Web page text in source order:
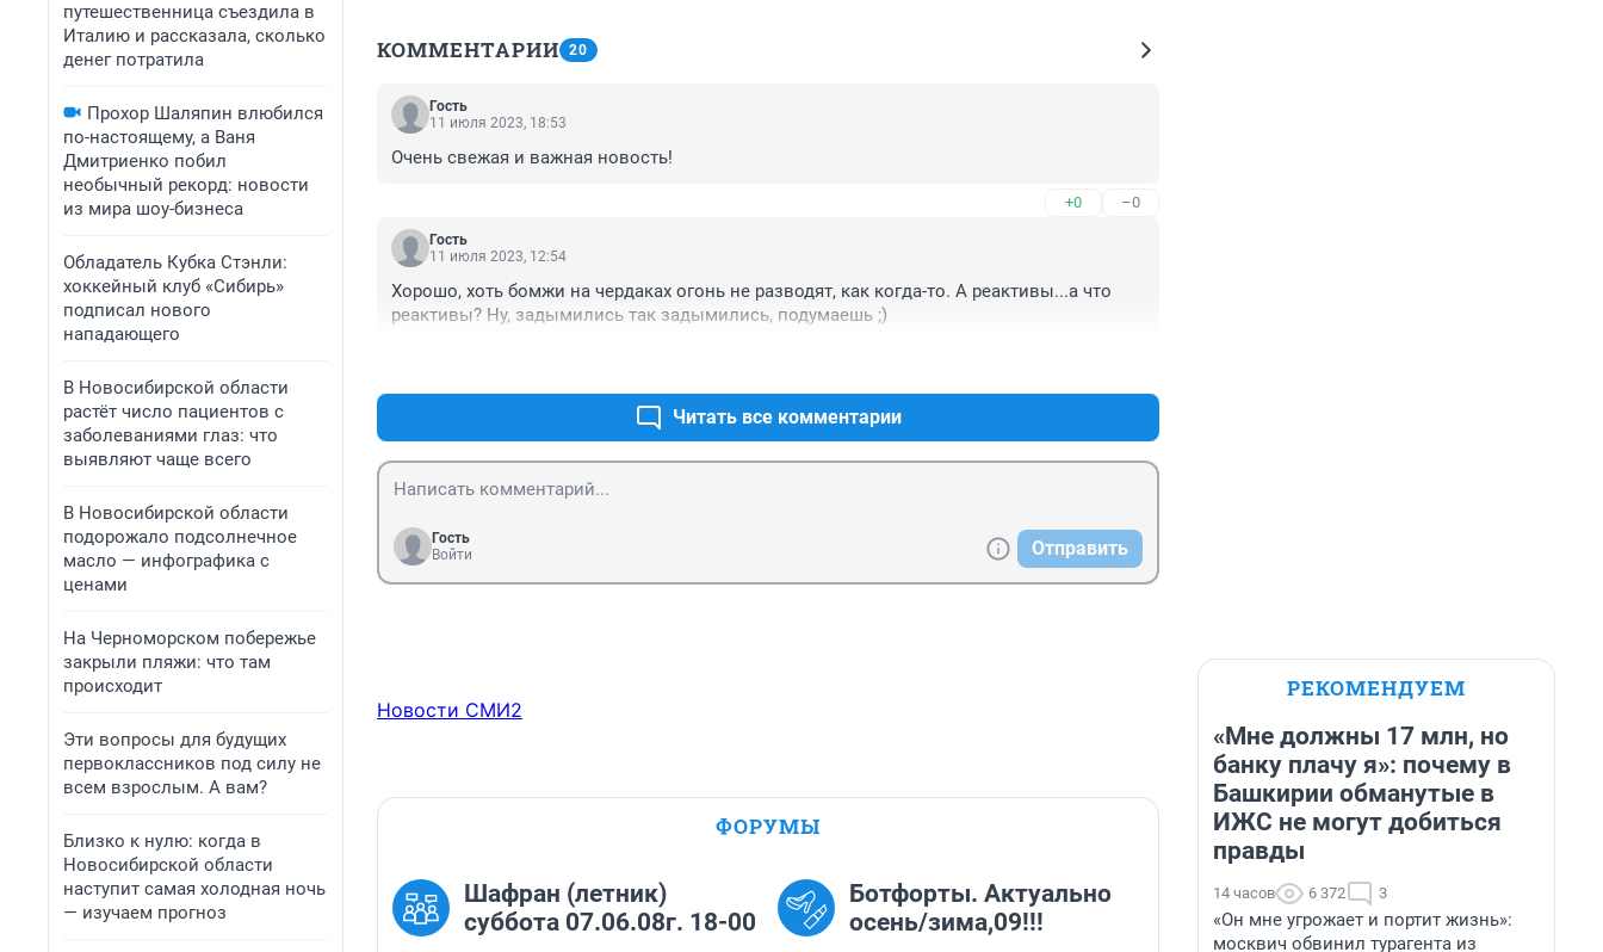
путешественница съездила в
Италию и рассказала, сколько
денег потратила
Прохор Шаляпин влюбился
по-настоящему, а Ваня
Дмитриенко побил
необычный рекорд: новости
из мира шоу-бизнеса
Обладатель Кубка Стэнли:
хоккейный клуб «Сибирь»
подписал нового
нападающего
В Новосибирской области
растёт число пациентов с
заболеваниями глаз: что
выявляют чаще всего
В Новосибирской области
подорожало подсолнечное
масло — инфографика с
ценами
На Черноморском побережье
закрыли пляжи: что там
происходит
Эти вопросы для будущих
первоклассников под силу не
всем взрослым. А вам?
Близко к нулю: когда в
Новосибирской области
наступит самая холодная ночь
— изучаем прогноз
КОММЕНТАРИИ 20
Гость
11 июля 2023, 18:53
Очень свежая и важная новость!
+0 –0
Гость
11 июля 2023, 12:54
Хорошо, хоть бомжи на чердаках огонь не разводят, как когда-то. А реактивы...а что
реактивы? Ну, задымились так задымились, подумаешь ;)
Читать все комментарии
Гость
Войти
Отправить
Новости СМИ2
ФОРУМЫ
Шафран (летник)
суббота 07.06.08г. 18-00
Ботфорты. Актуально
осень/зима,09!!!
РЕКОМЕНДУЕМ
«Мне должны 17 млн, но
банку плачу я»: почему в
Башкирии обманутые в
ИЖС не могут добиться
правды
14 часов 6 372 3
«Он мне угрожает и портит жизнь»:
москвич обвинил турагента из